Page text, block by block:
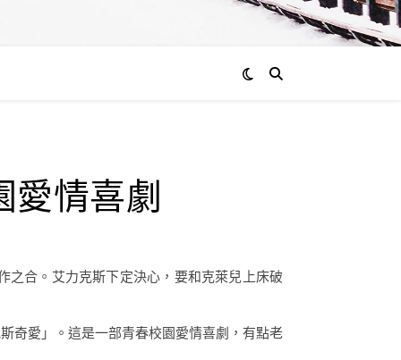
愛情喜劇
之合。艾力克斯下定決心，要和克萊兒上床破
奇愛」。這是一部青春校園愛情喜劇，有點老